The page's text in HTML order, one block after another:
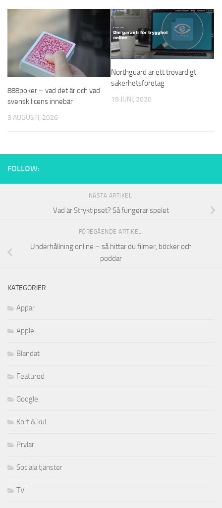
888poker – vad det är och vad
svensk licens innebär
3 AUGUSTI, 2026
Northguard är ett trovärdigt
säkerhetsföretag
19 JUNI, 2020
FOLLOW:
NÄSTA ARTIKEL
Vad är Stryktipset? Så fungerar spelet
FÖREGÅENDE ARTIKEL
Underhållning online – så hittar du filmer, böcker och
poddar
KATEGORIER
Appar
Apple
Blandat
Featured
Google
Kort & kul
Prylar
Sociala tjänster
TV